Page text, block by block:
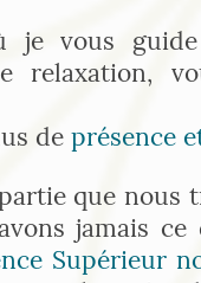
je vous
relaxation,
de présence
que nous
jamais
Supérieur